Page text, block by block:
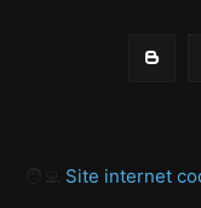
Site internet